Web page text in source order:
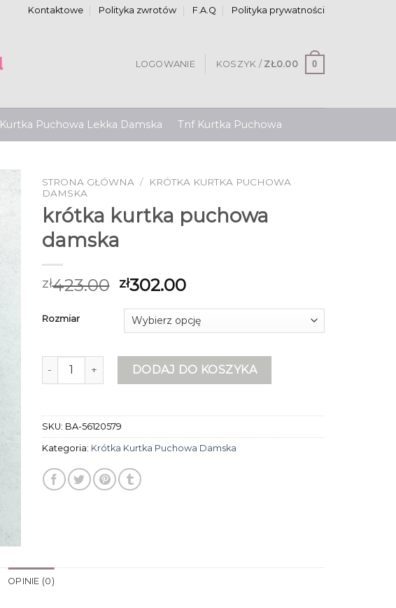
Kontaktowe Polityka zwrotów F.A.Q Polityka prywatności
LOGOWANIE KOSZYK / ZŁ0.00 0
Kurtka Puchowa Lekka Damska Tnf Kurtka Puchowa
STRONA GŁÓWNA /
KRÓTKA KURTKA PUCHOWA
DAMSKA
krótka kurtka puchowa
damska
zł423.00 zł302.00
Rozmiar
ilość krótka kurtka puchowa damska
DODAJ DO KOSZYKA
SKU: BA-56120579
Kategoria: Krótka Kurtka Puchowa Damska
OPINIE (0)